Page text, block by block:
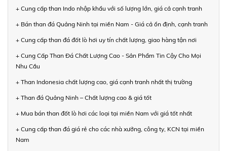
+ Cung cấp than Indo nhập khẩu với số lượng lớn, giá cả cạnh tranh
+ Bán than đá Quảng Ninh tại miền Nam - Giá cả ổn định, cạnh tranh
+ Cung cấp than đá đốt lò hơi uy tín chất lượng, giao hàng tận nơi
+ Cung Cấp Than Đá Chất Lượng Cao - Sản Phẩm Tin Cậy Cho Mọi
Nhu Cầu
+ Than Indonesia chất lượng cao, giá cạnh tranh nhất thị trường
+ Than đá Quảng Ninh – Chất lượng cao & giá tốt
+ Mua bán than đốt lò hơi các loại tại miền Nam với giá tốt nhất
+ Cung cấp than đá giá rẻ cho các nhà xưởng, công ty, KCN tại miền
Nam